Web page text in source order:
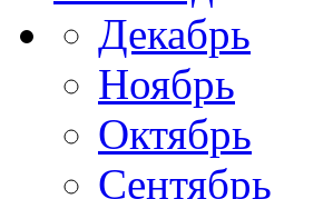
Декабрь
Ноябрь
Октябрь
Сентябрь